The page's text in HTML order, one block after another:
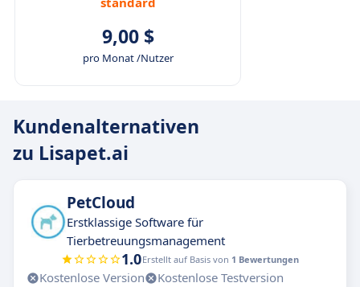
9,00 $
pro Monat /Nutzer
Kundenalternativen
zu Lisapet.ai
PetCloud
Erstklassige Software für
Tierbetreuungsmanagement
1.0Erstellt auf Basis von 1 Bewertungen
Kostenlose Version
Kostenlose Testversion